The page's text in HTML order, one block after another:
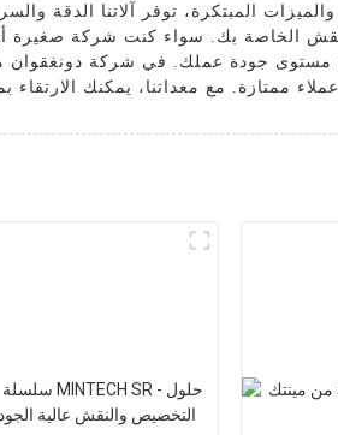
المبتكرة، توفر آلاتنا
مستوى جودة عملك. في شركة دونغقوان